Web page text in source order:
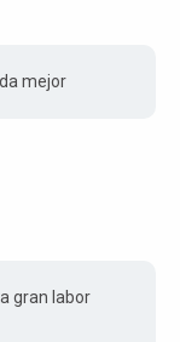
mejor
gran labor